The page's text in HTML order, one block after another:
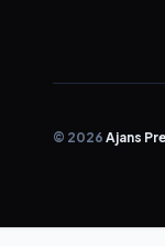
© 2026 Ajans